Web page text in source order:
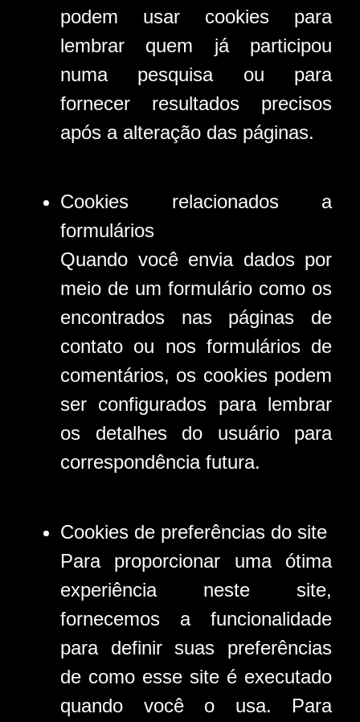
podem usar cookies para
lembrar quem já participou
numa pesquisa ou para
fornecer resultados precisos
após a alteração das páginas.
Cookies relacionados a
formulários
Quando você envia dados por
meio de um formulário como os
encontrados nas páginas de
contato ou nos formulários de
comentários, os cookies podem
ser configurados para lembrar
os detalhes do usuário para
correspondência futura.
Cookies de preferências do site
Para proporcionar uma ótima
experiência neste site,
fornecemos a funcionalidade
para definir suas preferências
de como esse site é executado
quando você o usa. Para